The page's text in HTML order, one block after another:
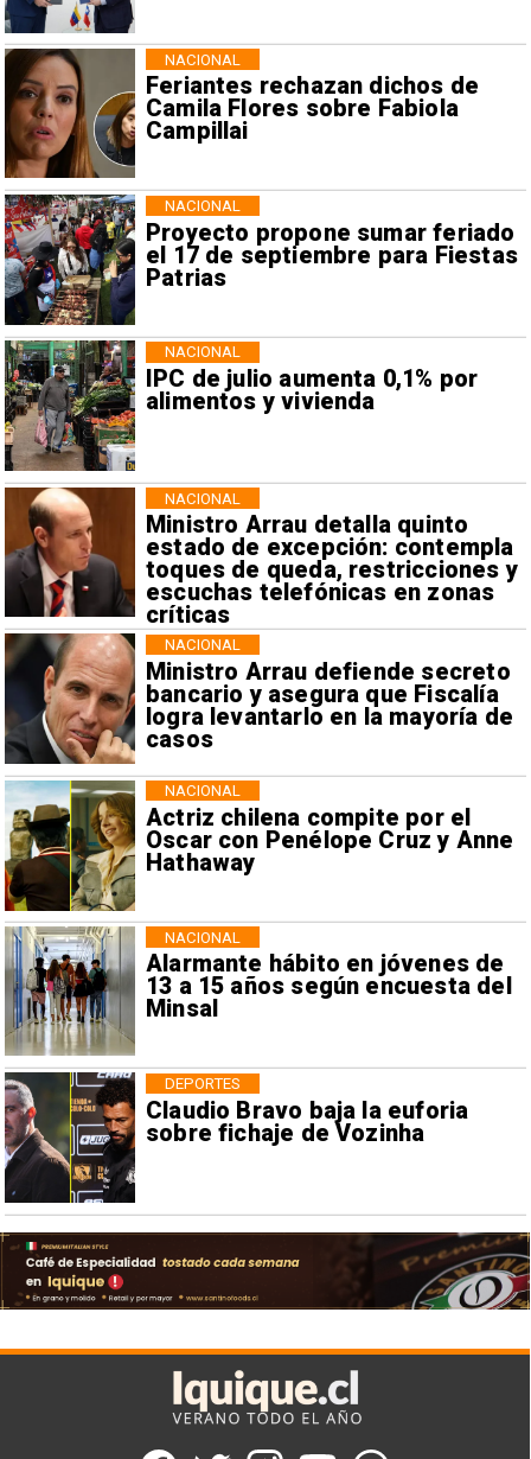
Feriantes rechazan dichos de
Camila Flores sobre Fabiola
Campillai
NACIONAL
Proyecto propone sumar feriado
el 17 de septiembre para Fiestas
Patrias
NACIONAL
IPC de julio aumenta 0,1% por
alimentos y vivienda
NACIONAL
Ministro Arrau detalla quinto
estado de excepción: contempla
toques de queda, restricciones y
escuchas telefónicas en zonas
críticas
NACIONAL
Ministro Arrau defiende secreto
bancario y asegura que Fiscalía
logra levantarlo en la mayoría de
casos
NACIONAL
Actriz chilena compite por el
Oscar con Penélope Cruz y Anne
Hathaway
NACIONAL
Alarmante hábito en jóvenes de
13 a 15 años según encuesta del
Minsal
NACIONAL
Claudio Bravo baja la euforia
sobre fichaje de Vozinha
DEPORTES